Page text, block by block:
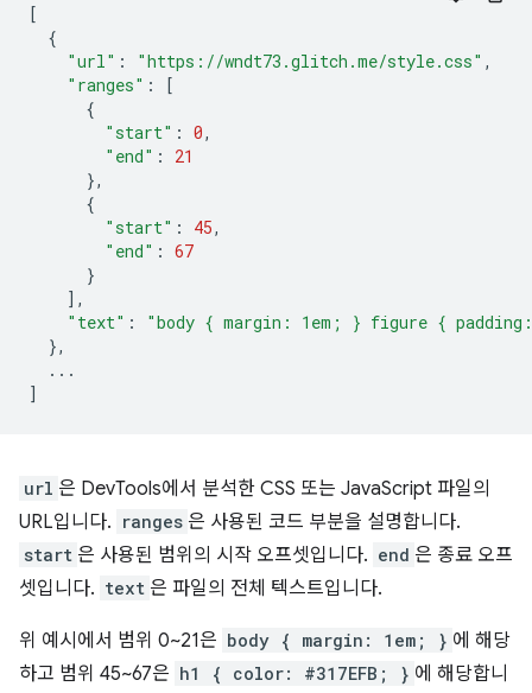
[
{
"url" : "https://wndt73.glitch.me/style.css" ,
"ranges" :
[
{
"start" : 0,
"end" :
21
},
{
"start" : 45,
"end" : 67
}
],
"text" :
"body { margin: 1em; } figure {
},
...
]
url 은 DevTools에서 분석한 CSS 또는 JavaScript 파일의
URL입니다. ranges 은 사용된 코드 부분을 설명합니다.
start 은 사용된 범위의 시작 오프셋입니다. end 은 종료 오프
셋입니다. text 은 파일의 전체 텍스트입니다.
위 예시에서 범위 0~21은 body { margin: 1em; } 에 해당
하고 범위 45~67은 h1 { color: #317EFB; } 에 해당합니